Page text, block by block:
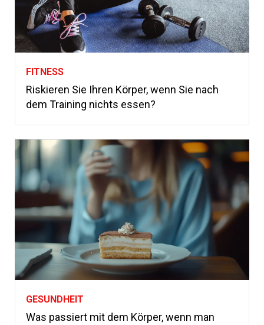
FITNESS
Riskieren Sie Ihren Körper, wenn Sie nach
dem Training nichts essen?
GESUNDHEIT
Was passiert mit dem Körper, wenn man